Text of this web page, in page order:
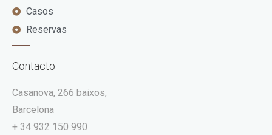
Casos
Reservas
Contacto
Casanova, 266 baixos,
Barcelona
+ 34 932 150 990